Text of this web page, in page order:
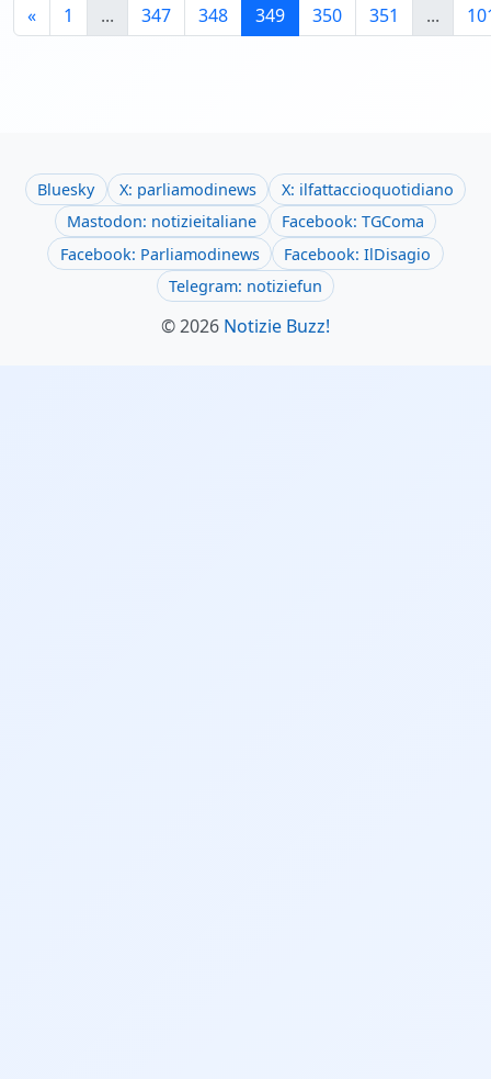
« 1 ... 347 348 349 350 351 ...
Bluesky X: parliamodinews
X: ilfattaccioquotidiano
Mastodon: notizieitaliane
Facebook: TGComa
Facebook: Parliamodinews
Facebook: IlDisagio
Telegram: notiziefun
© 2026 Notizie Buzz!